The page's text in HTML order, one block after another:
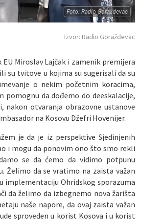
Foto: Radio Goraždevac
Izvor: Radio Goraždevac
Miroslav Lajčak i zamenik premijera
su tvitove u kojima su sugerisali da su
o nekim početnim koracima,
pomognu da dođemo do deeskalacije,
nakon otvaranja obrazovne ustanove
na Kosovu Džefri Hovenijer.
je da je iz perspektive Sjedinjenih
i mogu da ponovim ono što smo rekli
se da ćemo da vidimo potpunu
Želimo da se vratimo na zaista važan
implementaciju Ohridskog sporazuma
da želimo da izbegnemo nova žarišta
naše napore, da ovaj zaista važan
sproveden u korist Kosova i u korist